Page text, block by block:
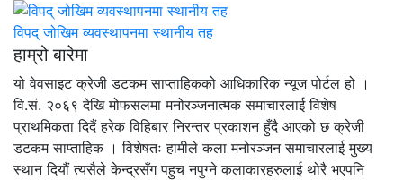
विपद् जोखिम व्यवस्थापनमा स्थानीय तह
हाम्रो बारेमा
यो वेवसाइट क्रेजी डटकम साप्ताहिकको आधिकारिक न्यूज पोर्टल हो ।
वि.सं. २०६९ देखि मोफसलमा मनोरञ्जनात्मक समाचारलाई विशेष
प्राथमिकता दिदैं हरेक विहिबार निरन्तर प्रकाशन हुँदै आएको छ क्रेजी
डटकम साप्ताहिक । विशेषतः हामीले कला मनोरञ्जन समाचारलाई मुख्य
स्थान दियौं त्यसैले केन्द्रसँग पहुच नपुग्ने कलाकारहरुलाई थोरै भएपनि